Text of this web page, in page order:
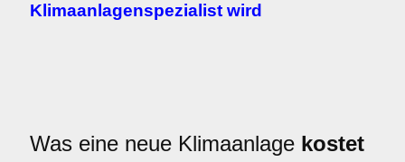
Klimaanlagenspezialist wird
Was eine neue Klimaanlage kostet